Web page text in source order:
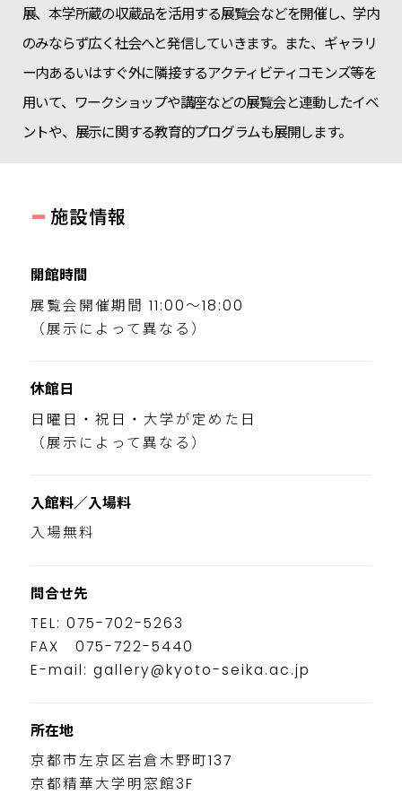
展、本学所蔵の収蔵品を活用する展覧会などを開催し、学内
のみならず広く社会へと発信していきます。また、ギャラリ
ー内あるいはすぐ外に隣接するアクティビティコモンズ等を
用いて、ワークショップや講座などの展覧会と連動したイベ
ントや、展示に関する教育的プログラムも展開します。
- 施設情報
開館時間
展覧会開催期間 11:00～18:00
（展示によって異なる）
休館日
日曜日・祝日・大学が定めた日
（展示によって異なる）
入館料／入場料
入場無料
問合せ先
TEL: 075-702-5263
FAX 075-722-5440
E-mail: gallery@kyoto-seika.ac.jp
所在地
京都市左京区岩倉木野町137
京都精華大学明窓館3F